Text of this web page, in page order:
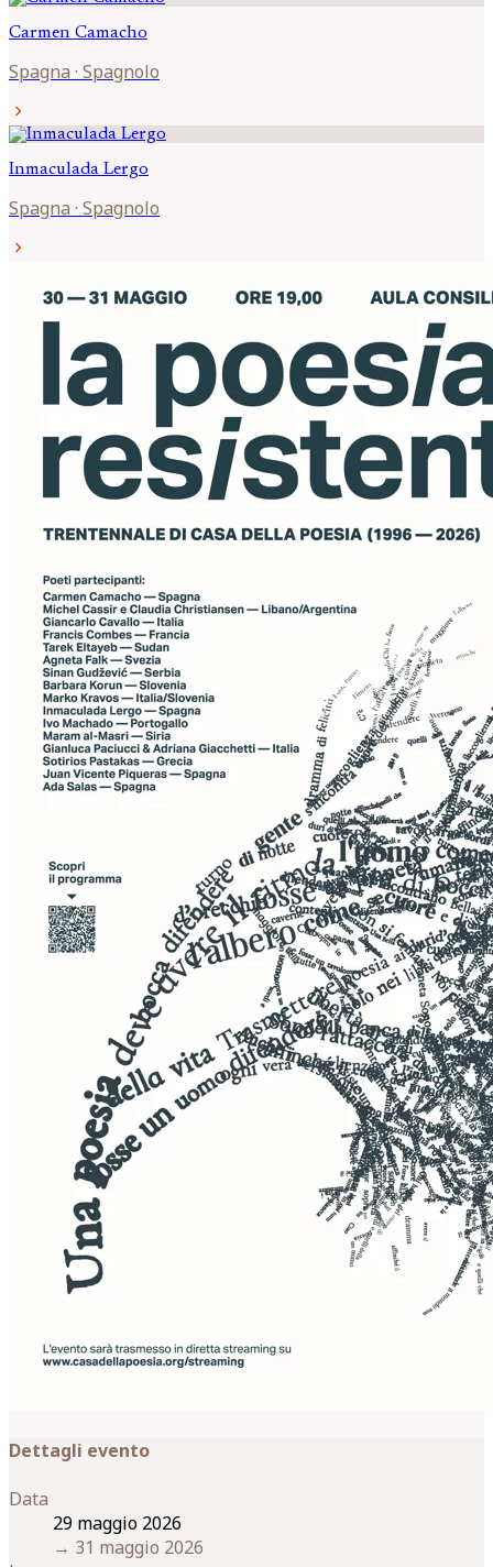
Carmen Camacho
Spagna · Spagnolo
chevron_right
Inmaculada Lergo
Spagna · Spagnolo
chevron_right
Dettagli evento
Data
29 maggio 2026
→ 31 maggio 2026